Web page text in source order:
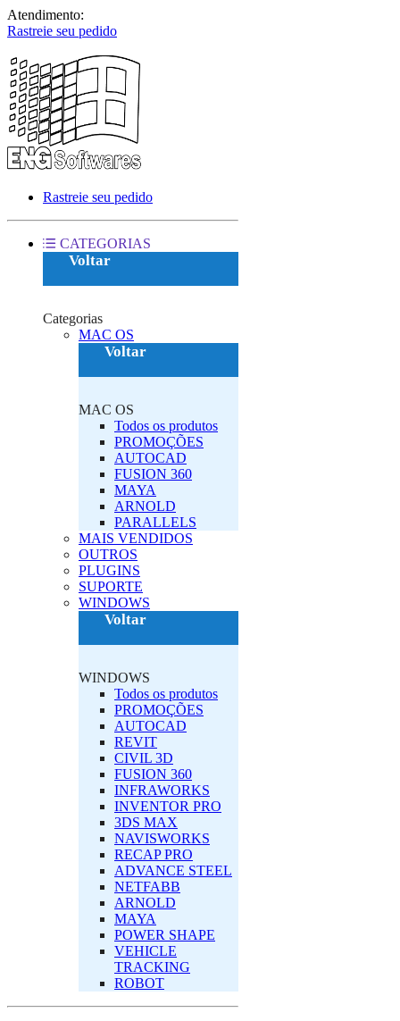
Atendimento:
Rastreie seu pedido
Rastreie seu pedido
CATEGORIAS
Voltar
Categorias
MAC OS‎
Voltar
MAC OS‎
Todos os produtos
PROMOÇÕES
AUTOCAD
FUSION 360
MAYA
ARNOLD
PARALLELS
MAIS VENDIDOS
OUTROS
PLUGINS‎
SUPORTE
‎WINDOWS‎
Voltar
‎WINDOWS‎
Todos os produtos
PROMOÇÕES
AUTOCAD
REVIT
CIVIL 3D
FUSION 360
INFRAWORKS
INVENTOR PRO
3DS MAX
NAVISWORKS
RECAP PRO
ADVANCE STEEL
NETFABB
ARNOLD
MAYA
POWER SHAPE
VEHICLE
TRACKING
ROBOT